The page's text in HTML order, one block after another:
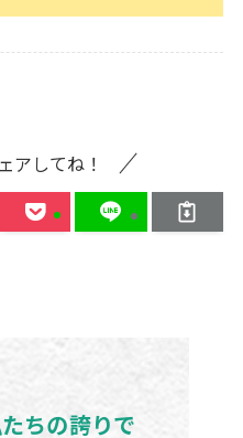
アしてね！
ちの誇りで